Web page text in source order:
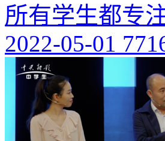
所有学生都专
2022-05-01